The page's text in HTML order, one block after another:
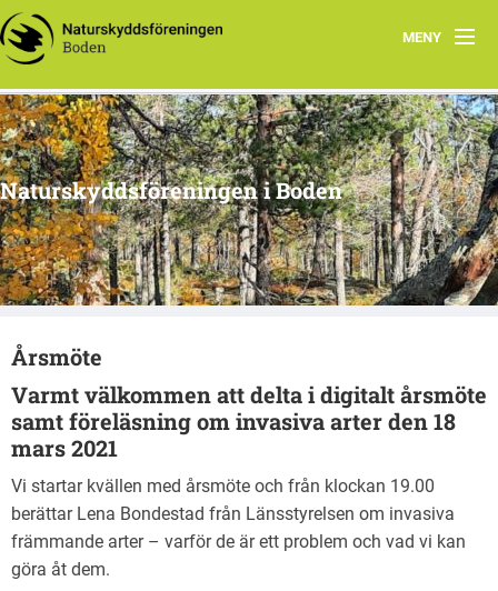
MENY
Hem
Om oss
Kontakta oss
Program
Årsmöte
Skogsgruppen Boden
Naturskyddsföreningen i Boden
Årsmöte
Varmt välkommen att delta i digitalt årsmöte
samt föreläsning om invasiva arter den 18
mars 2021
Vi startar kvällen med årsmöte och från klockan 19.00
berättar Lena Bondestad från Länsstyrelsen om invasiva
främmande arter – varför de är ett problem och vad vi kan
göra åt dem.